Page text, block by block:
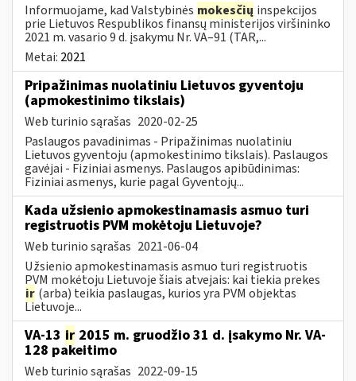
Informuojame, kad Valstybinės mokesčių inspekcijos
prie Lietuvos Respublikos finansų ministerijos viršininko
2021 m. vasario 9 d. įsakymu Nr. VA–91 (TAR,...
Metai: 2021
Pripažinimas nuolatiniu Lietuvos gyventoju
(apmokestinimo tikslais)
Web turinio sąrašas 2020-02-25
Paslaugos pavadinimas - Pripažinimas nuolatiniu
Lietuvos gyventoju (apmokestinimo tikslais). Paslaugos
gavėjai - Fiziniai asmenys. Paslaugos apibūdinimas:
Fiziniai asmenys, kurie pagal Gyventojų...
Kada užsienio apmokestinamasis asmuo turi
registruotis PVM mokėtoju Lietuvoje?
Web turinio sąrašas 2021-06-04
Užsienio apmokestinamasis asmuo turi registruotis
PVM mokėtoju Lietuvoje šiais atvejais: kai tiekia prekes
ir (arba) teikia paslaugas, kurios yra PVM objektas
Lietuvoje...
VA-13 ir 2015 m. gruodžio 31 d. įsakymo Nr. VA-
128 pakeitimo
Web turinio sąrašas 2022-09-15